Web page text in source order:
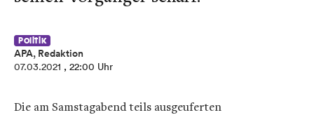
Politik
APA, Redaktion
07.03.2021 , 22:00 Uhr
Die am Samstagabend teils ausgeuferten